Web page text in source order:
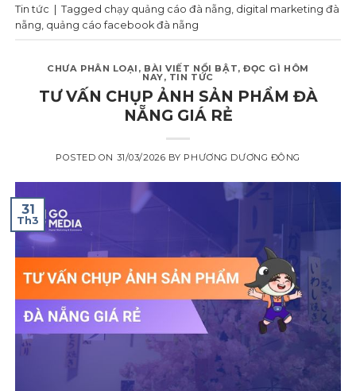
Tin tức | Tagged chạy quảng cáo đà nẵng digital marketing đà
nẵng quảng cáo facebook đà nẵng
CHƯA PHÂN LOẠI , BÀI VIẾT NỔI BẬT,ĐỌC GÌ HÔM
NAY, TIN TỨC
TƯ VẤN CHỤP ẢNH SẢN PHẨM ĐÀ
NẴNG GIÁ RẺ
POSTED ON 31/03/2026 BY PHƯƠNG DƯƠNG ĐÔNG
31
Th3